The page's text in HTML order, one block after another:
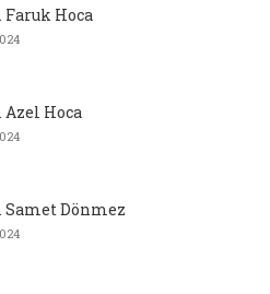
Hoca
Hoca
Samet Dönmez